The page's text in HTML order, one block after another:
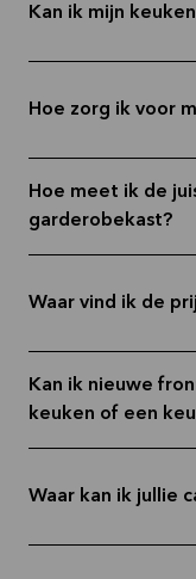
Kan ik mijn
Hoe zorg ik voor
Hoe meet ik de
garderobekast?
Waar vind ik de
Kan ik nieuwe
keuken of een
Waar kan ik jullie